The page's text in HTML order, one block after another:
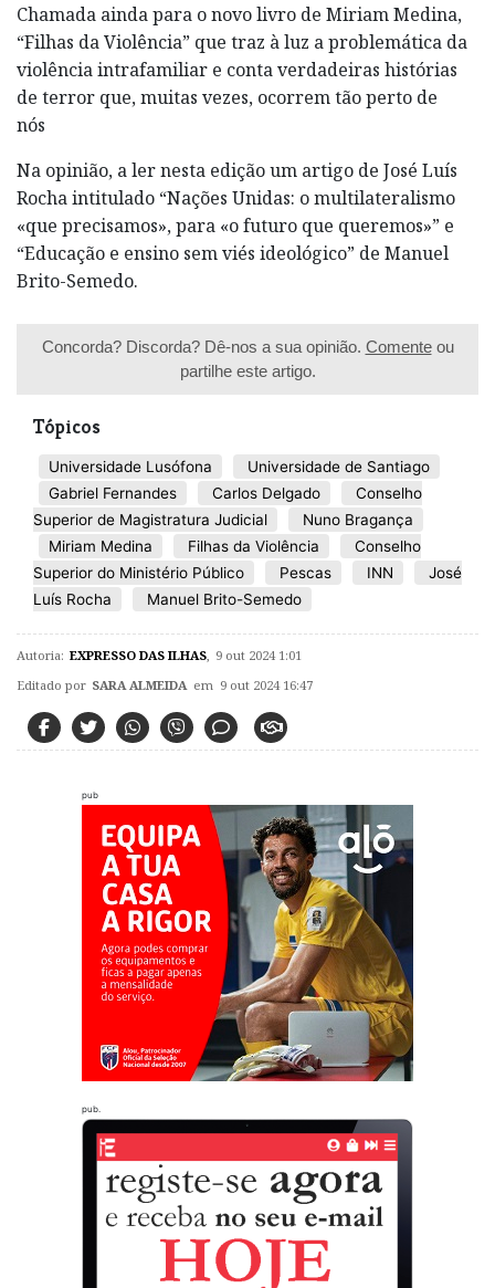
Chamada ainda para o novo livro de Miriam Medina,
“Filhas da Violência” que traz à luz a problemática da
violência intrafamiliar e conta verdadeiras histórias
de terror que, muitas vezes, ocorrem tão perto de
nós
Na opinião, a ler nesta edição um artigo de José Luís
Rocha intitulado “Nações Unidas: o multilateralismo
«que precisamos», para «o futuro que queremos»” e
“Educação e ensino sem viés ideológico” de Manuel
Brito-Semedo.
Concorda? Discorda? Dê-nos a sua opinião. Comenteou
partilhe este artigo.
Tópicos
Universidade Lusófona
Universidade de Santiago
Gabriel Fernandes
Carlos Delgado
Conselho
Superior de Magistratura Judicial
Nuno Bragança
Miriam Medina
Filhas da Violência
Conselho
Superior do Ministério Público
Pescas INN
José
Luís Rocha
Manuel Brito-Semedo
Autoria: EXPRESSO DAS ILHAS 9 out 2024 1:01
Editado por SARA ALMEIDA em 9 out 2024 16:47
pub
pub.